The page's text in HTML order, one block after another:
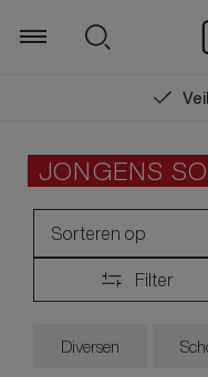
Zoeken
JONGENS
Sorteren op
Nieuwste collectie
Filter
Diversen